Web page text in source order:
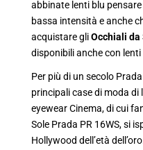
abbinate lenti blu
bassa intensità e anche
acquistare gliOcchiali da
disponibili anche con
Per più di un secolo
principali case di moda di
eyewear Cinema, di cui
Sole Prada PR 16WS, si
Hollywood dell’età